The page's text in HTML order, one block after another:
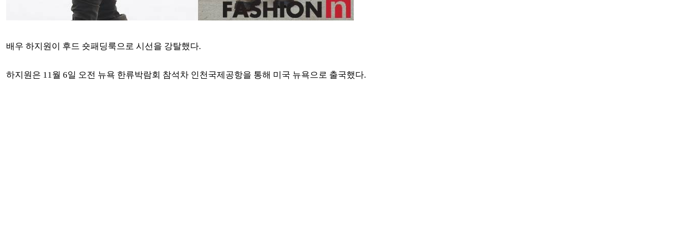
배우 하지원이 후드 숏패딩룩으로 시선을 강탈했다.
하지원은 11월 6일 오전 뉴욕 한류박람회 참석차 인천국제공항을 통해 미국 뉴욕으로 출국했다.